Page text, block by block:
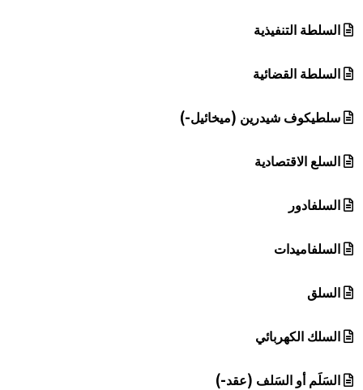
السلطة التنفيذية
السلطة القضائية
سلطيكوف شيدرين (ميخائيل-)
السلع الاقتصادية
السلفادور
السلفاميدات
السلق
السلك الكهربائي
السَلَم أو السَلف (عقد-)